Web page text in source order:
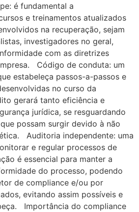
é fundamental a
e treinamentos atualizados
na recuperação, sejam
investigadores no geral,
com as diretrizes
Código de conduta: um
estabeleça passos-a-passos e
no curso da
gerará tanto eficiência e
jurídica, se resguardando
possam surgir devido à não
Auditoria independente: uma
e regular processos de
é essencial para manter a
do processo, podendo
de compliance e/ou por
evitando assim possíveis e
Importância do compliance